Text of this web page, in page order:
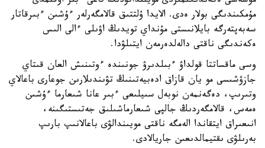
مۇمكىندىگى بولار ەدى. الايدا ۇلتتىق قالامگەرلەر ءۇشىن ءبىرقاتار
سەبەپتەرگە بايلانىستى مۇنداي تويدىڭ اۋىلى ءالى الىس
ەكەندىگى ناقتى دالەلدەرمەن ايتىلۋدا.
وسى ماقساتتا قولداۋ ءبىلدىرۋ جونىندە ءوتىنىش العان قىتاي
جازۋشىسى مو يان قازاق ادەبيەتىنىڭ تۋىندىلارىن جوعارى باعالاي
وتىرىپ، دەگەنمەن نوبەل سىيلىعى ءبىر عانا شىعارما ءۇشىن
ەمەس، قالامگەردىڭ جالپى شىعارماشىلىق جەتىستىگىنە،
انىعىراق ايتقاندا الەمگە ناقتى مويىندالۋى باعالانىپ بارىپ
بەرىلۋى ىقتيمالدىعىن جاريالادى.